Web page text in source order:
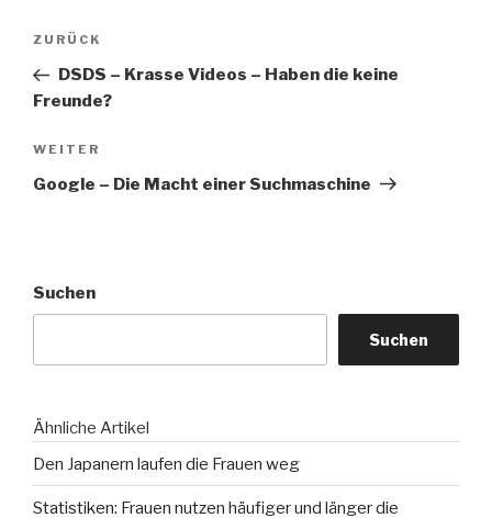
Beitragsnavigation
Vorheriger
Beitrag
ZURÜCK
DSDS – Krasse Videos – Haben die keine
Freunde?
Nächster
Beitrag
WEITER
Google – Die Macht einer Suchmaschine
Suchen
Suchen
Ähnliche Artikel
Den Japanern laufen die Frauen weg
Statistiken: Frauen nutzen häufiger und länger die